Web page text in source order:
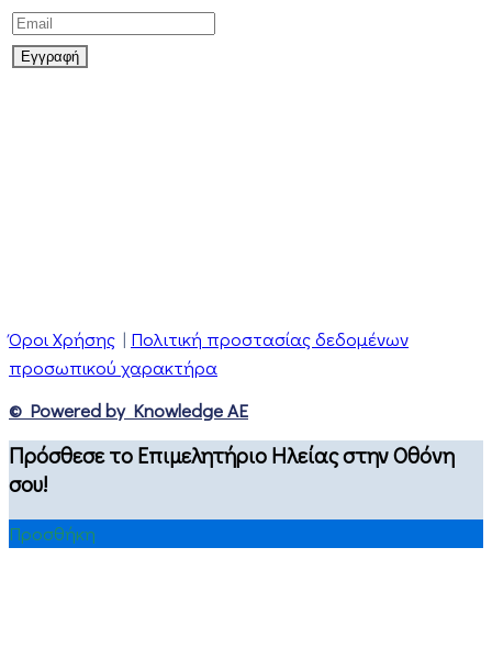
Όροι Χρήσης | Πολιτική προστασίας δεδομένων
προσωπικού χαρακτήρα
© Powered by Knowledge AE
Πρόσθεσε το Επιμελητήριο Ηλείας στην Οθόνη
σου!
Προσθήκη